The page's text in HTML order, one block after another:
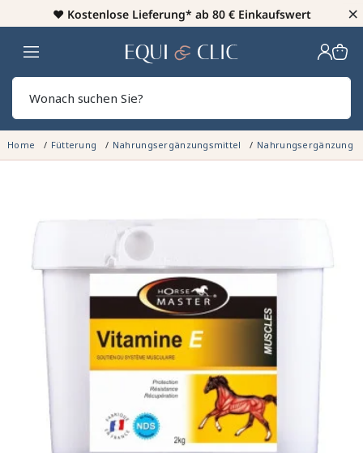
♥️ Kostenlose Lieferung* ab 80 € Einkaufswert ×
Heim
Home Fütterung Nahrungsergänzungsmittel Nahrungsergänzung